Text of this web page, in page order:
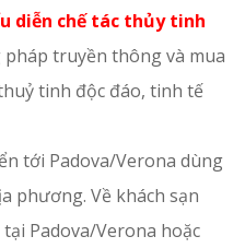
diễn chế tác thủy tinh
truyền thông và mua
tinh độc đáo, tinh tế
tới Padova/Verona dùng
phương. Về khách sạn
Padova/Verona hoặc